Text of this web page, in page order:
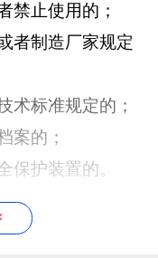
止使用的；
制造厂家规定
标准规定的；
的；
护装置的。
定第七条第
之一的，出租单